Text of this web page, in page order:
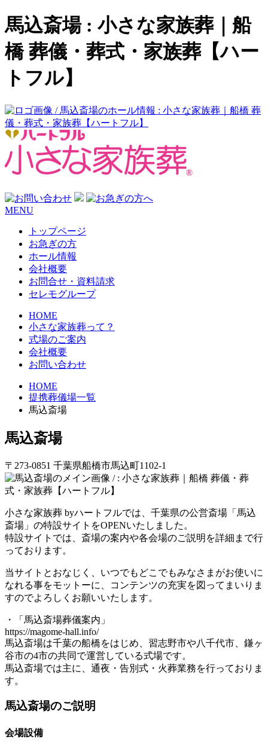
馬込斎場 : 小さな家族葬｜船
橋 葬儀・葬式・家族葬【ハー
トフル】
MENU
トップページ
お急ぎの方
ホール情報
会社概要
お問合せ・資料請求
セレモグループ
HOME
小さな家族葬って？
式場のご案内
会社概要
お問い合わせ
HOME
提携葬儀場一覧
馬込斎場
馬込斎場
〒273-0851 千葉県船橋市馬込町1102-1
小さな家族葬 byハートフルでは、千葉県の公営斎場「馬込
斎場」の特設サイトをOPENいたしました。
特設サイトでは、斎場の案内や各会場のご説明を詳細まで行
っております。
当サイトとおなじく、いつでもどこでもみなさまがお使いに
なれる事をモットーに、コンテンツの充実を図ってまいりま
すのでよろしくお願いいたします。
・「馬込斎場葬儀案内」
https://magome-hall.info/
馬込斎場は千葉の船橋をはじめ、習志野市や八千代市、鎌ヶ
谷市の4市の共同で運営している式場です。
馬込斎場では主に、通夜・告別式・火葬業務を行っておりま
す。
馬込斎場のご説明
会場設備